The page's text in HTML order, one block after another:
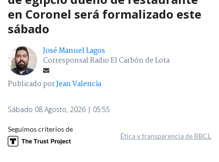
Imagen del sitio donde fue hallado herido hombre egipcio asesinado en Coronel
(Cedida); y foto de contexto de un detenido (Agencia UNO) | Edición BBCL
Adolescente acusado por crimen
de egipcio dueño de restaurante
en Coronel será formalizado este
Corresponsal Radio El Carbón de Lota